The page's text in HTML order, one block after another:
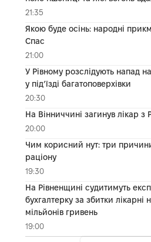
21:35
Якою буде осінь: народні
Спас
21:00
У Рівному розслідують напад
у під’їзді багатоповерхівки
20:30
На Вінниччині загинув лікар з
20:00
Чим корисний нут: три
раціону
19:30
На Рівненщині судитимуть
бухгалтерку за збитки лікарні
мільйонів гривень
19:00